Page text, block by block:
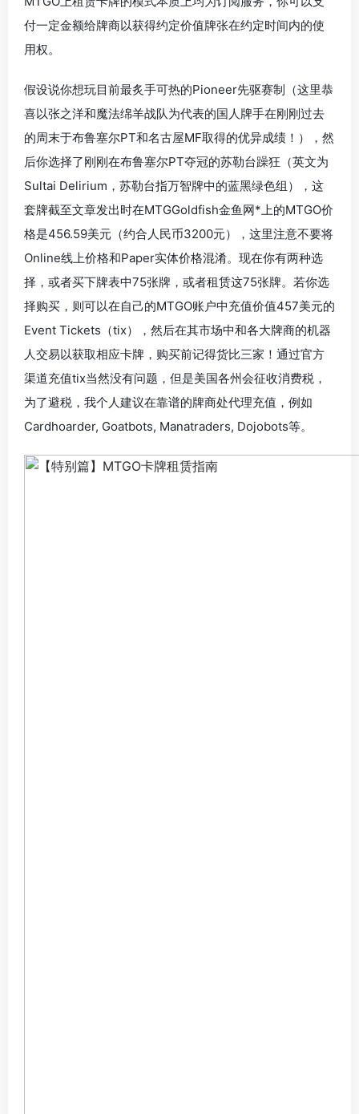
付一定金额给牌商以获得约定价值牌张在约定时间内的使
用权。
假设说你想玩目前最炙手可热的Pioneer先驱赛制（这里恭
喜以张之洋和魔法绵羊战队为代表的国人牌手在刚刚过去
的周末于布鲁塞尔PT和名古屋MF取得的优异成绩！），然
后你选择了刚刚在布鲁塞尔PT夺冠的苏勒台躁狂（英文为
Sultai Delirium，苏勒台指万智牌中的蓝黑绿色组），这
套牌截至文章发出时在MTGGoldfish金鱼网*上的MTGO价
格是456.59美元（约合人民币3200元），这里注意不要将
Online线上价格和Paper实体价格混淆。现在你有两种选
择，或者买下牌表中75张牌，或者租赁这75张牌。若你选
择购买，则可以在自己的MTGO账户中充值价值457美元的
Event Tickets（tix），然后在其市场中和各大牌商的机器
人交易以获取相应卡牌，购买前记得货比三家！通过官方
渠道充值tix当然没有问题，但是美国各州会征收消费税，
为了避税，我个人建议在靠谱的牌商处代理充值，例如
Cardhoarder, Goatbots, Manatraders, Dojobots等。